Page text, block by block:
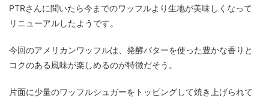
PTRさんに聞いたら今までのワッフルより生地が美味しくなって
リニューアルしたようです。
今回のアメリカンワッフルは、発酵バターを使った豊かな香りと
コクのある風味が楽しめるのが特徴だそう。
片面に少量のワッフルシュガーをトッピングして焼き上げられて